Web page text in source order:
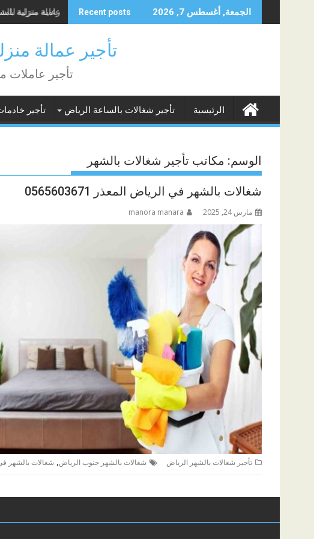
to
الجمعة, أغسطس 7, 2026 Recent posts عاملة منزلية بالشهر
تأجير عمالة منزلية بالرياض
تأجير عاملات
الرئيسية تأجير شغالات بالساعة الرياض تأجير
الوسم: مكاتب تأجير شغالات بالشهر
شغالات بالشهر في الرياض المعذر 0565603671
مارس 24, 2025 manora manara
تأجير شغالات بالشهر الرياض شغالات بالشهر جنوب الرياض, شغالات بالشهر